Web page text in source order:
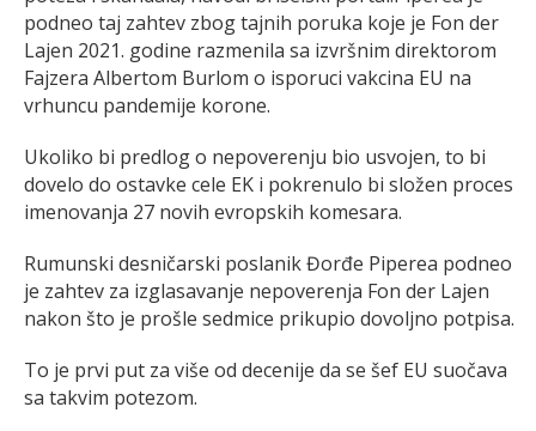
podneo taj zahtev zbog tajnih poruka koje je Fon der
Lajen 2021. godine razmenila sa izvršnim direktorom
Fajzera Albertom Burlom o isporuci vakcina EU na
vrhuncu pandemije korone.
Ukoliko bi predlog o nepoverenju bio usvojen, to bi
dovelo do ostavke cele EK i pokrenulo bi složen proces
imenovanja 27 novih evropskih komesara.
Rumunski desničarski poslanik Đorđe Piperea podneo
je zahtev za izglasavanje nepoverenja Fon der Lajen
nakon što je prošle sedmice prikupio dovoljno potpisa.
To je prvi put za više od decenije da se šef EU suočava
sa takvim potezom.